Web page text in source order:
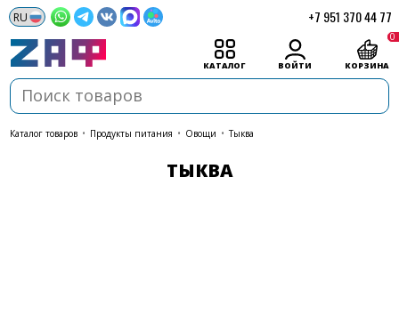
+7 951 370 44 77
КАТАЛОГ ВОЙТИ КОРЗИНА
0
каталог товаров • Продукты питания • Овощи • Тыква
ТЫКВА